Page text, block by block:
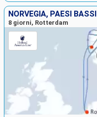
NORVEGIA, PAESI BASSI
8 giorni, Rotterdam